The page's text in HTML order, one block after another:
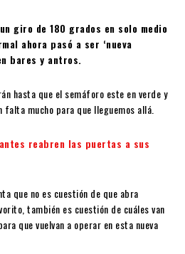
giro de 180 grados en solo medio
ahora pasó a ser ‘nueva
bares y antros.
hasta que el semáforo este en verde y
falta mucho para que lleguemos allá.
reabren las puertas a sus
que no es cuestión de que abra
también es cuestión de cuáles van
que vuelvan a operar en esta nueva